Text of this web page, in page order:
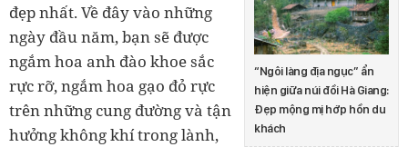
“Ngôi làng địa ngục” ẩn
hiện giữa núi đồi Hà Giang:
Đẹp mộng mị hớp hồn du
khách
đẹp nhất. Về đây vào những
ngày đầu năm, bạn sẽ được
ngắm hoa anh đào khoe sắc
rực rỡ, ngắm hoa gạo đỏ rực
trên những cung đường và tận
hưởng không khí trong lành,